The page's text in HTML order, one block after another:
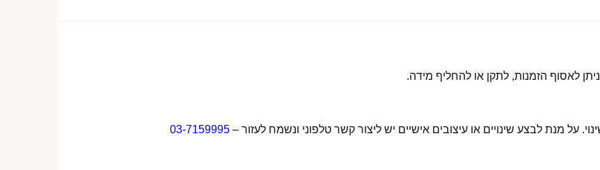
על מנת לבצע שינויים או עיצובים אישיים יש ליצור קשר טלפוני ונשמח לעזור – 03-7159995